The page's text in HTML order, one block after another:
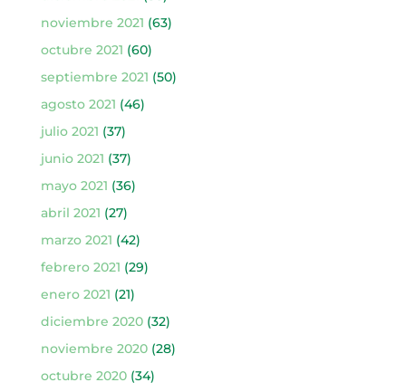
noviembre 2021 (63)
octubre 2021 (60)
septiembre 2021 (50)
agosto 2021 (46)
julio 2021 (37)
junio 2021 (37)
mayo 2021 (36)
abril 2021 (27)
marzo 2021 (42)
febrero 2021 (29)
enero 2021 (21)
diciembre 2020(32)
noviembre 2020(28)
octubre 2020(34)